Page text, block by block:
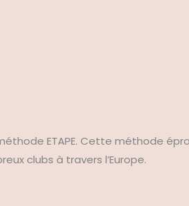
ETAPE. Cette méthode
clubs à travers l’Europe.